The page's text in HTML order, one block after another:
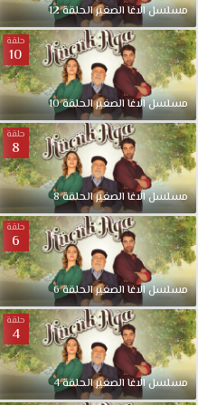
مسلسلالاغا الصغيرالحلقة12
حلقة
10
مسلسلالاغا الصغيرالحلقة10
حلقة
8
مسلسلالاغا الصغيرالحلقة8
حلقة
6
مسلسلالاغا الصغيرالحلقة6
حلقة
4
مسلسلالاغا الصغيرالحلقة4